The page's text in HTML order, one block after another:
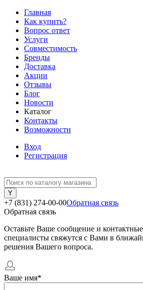
Главная
Как купить?
Вопрос ответ
Услуги
Совместимость
Бренды
Доставка
Акции
Отзывы
Блог
Новости
Каталог
Контакты
Возможности
Вход
Регистрация
+7 (831) 274-00-00Обратная связь
Обратная связь
Оставьте Ваше сообщение и
специалисты свяжутся с Вами в
решения Вашего вопроса.
Ваше имя*